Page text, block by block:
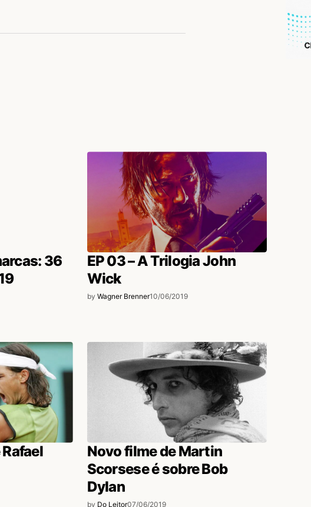
36
EP 03 – A Trilogia John
Wick
by Wagner Brenner10/06/2019
Novo filme de Martin
Scorsese é sobre Bob
Dylan
by Do Leitor07/06/2019